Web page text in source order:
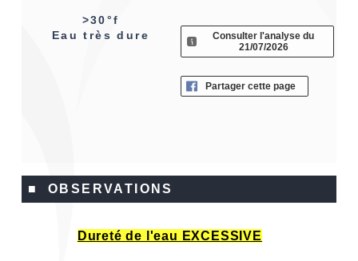
>30°f
Eau très dure
Consulter l'analyse du
21/07/2026
Partager cette page
■ OBSERVATIONS
Dureté de l'eau EXCESSIVE